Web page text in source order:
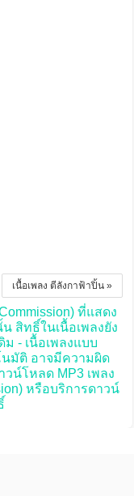
เนื้อเพลง ตีลังกาฟ้าปิ้น »
ที่แสดง
สิทธิ์ในเนื้อเพลงยัง
- เนื้อเพลงแบบ
นมัติ อาจมีความผิด
น์โหลด MP3 เพลง
หรือบริการดาวน์